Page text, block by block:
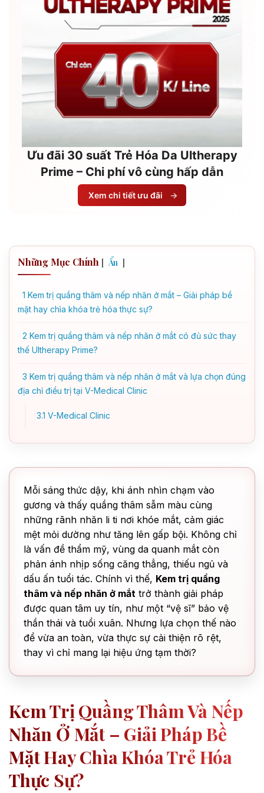
Ưu đãi 30 suất Trẻ Hóa Da Ultherapy
Prime – Chi phí vô cùng hấp dẫn
Xem chi tiết ưu đãi →
Những Mục Chính [ Ẩn ]
1 Kem trị quầng thâm và nếp nhăn ở mắt – Giải pháp bề
mặt hay chìa khóa trẻ hóa thực sự?
2 Kem trị quầng thâm và nếp nhăn ở mắt có đủ sức thay
thế Ultherapy Prime?
3 Kem trị quầng thâm và nếp nhăn ở mắt và lựa chọn đúng
địa chỉ điều trị tại V-Medical Clinic
3.1 V-Medical Clinic
Mỗi sáng thức dậy, khi ánh nhìn chạm vào
gương và thấy quầng thâm sẫm màu cùng
những rãnh nhăn li ti nơi khóe mắt, cảm giác
mệt mỏi dường như tăng lên gấp bội. Không chỉ
là vấn đề thẩm mỹ, vùng da quanh mắt còn
phản ánh nhịp sống căng thẳng, thiếu ngủ và
dấu ấn tuổi tác. Chính vì thế, Kem trị quầng
thâm và nếp nhăn ở mắt trở thành giải pháp
được quan tâm uy tín, như một “vệ sĩ” bảo vệ
thần thái và tuổi xuân. Nhưng lựa chọn thế nào
để vừa an toàn, vừa thực sự cải thiện rõ rệt,
thay vì chỉ mang lại hiệu ứng tạm thời?
Kem Trị Quầng Thâm Và Nếp
Nhăn Ở Mắt – Giải Pháp Bề
Mặt Hay Chìa Khóa Trẻ Hóa
Thực Sự?